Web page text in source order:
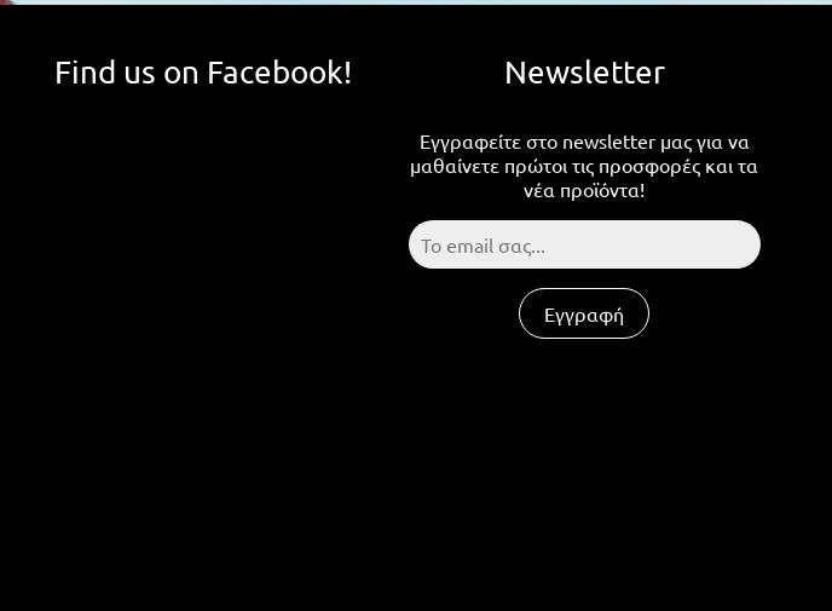
Find us on Facebook! Newsletter
Εγγραφείτε στο newsletter μας για να
μαθαίνετε πρώτοι τις προσφορές και τα
νέα προϊόντα!
Εγγραφή